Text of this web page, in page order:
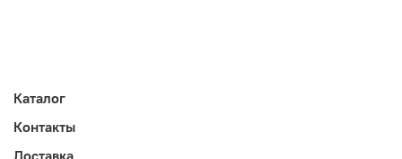
Каталог
Контакты
Доставка